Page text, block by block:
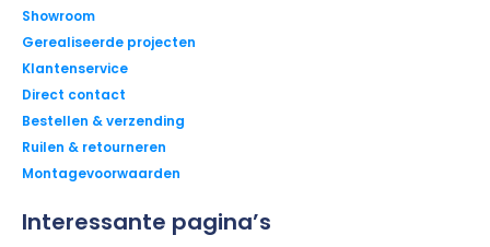
Interessante pagina’s
Showroom
Gerealiseerde projecten
Klantenservice
Direct contact
Bestellen & verzending
Ruilen & retourneren
Montagevoorwaarden